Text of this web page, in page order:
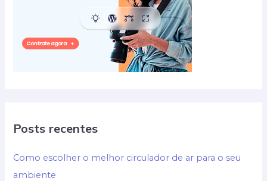
Posts recentes
Como escolher o melhor circulador de ar para o seu
ambiente